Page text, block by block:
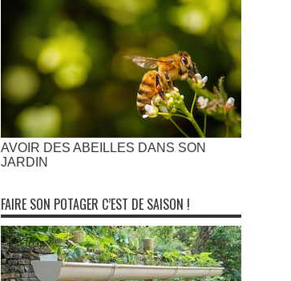
AVOIR DES ABEILLES DANS SON
JARDIN
FAIRE SON POTAGER C’EST DE SAISON !